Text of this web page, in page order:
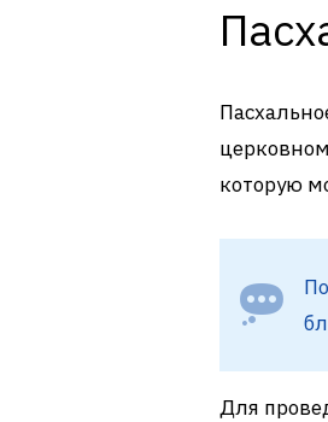
которую
Для